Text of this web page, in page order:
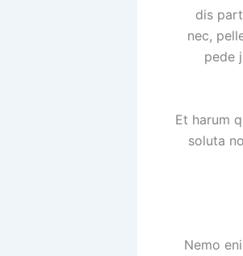
dis
nec,
pede
Et harum
soluta
Nemo